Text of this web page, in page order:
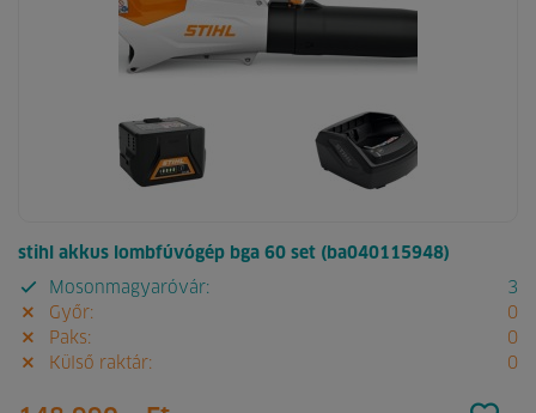
stihl akkus lombfúvógép bga 60 set (ba040115948)
Mosonmagyaróvár:
3
Győr:
0
Paks:
0
Külső raktár:
0